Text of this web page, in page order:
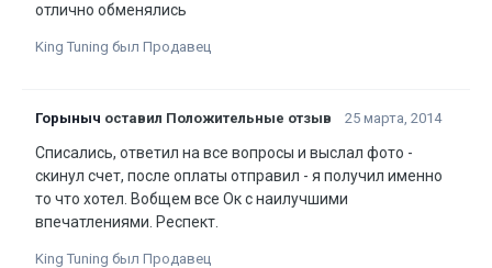
отлично обменялись
King Tuning был Продавец
Горыныч оставил Положительные отзыв 25 марта, 2014
Списались, ответил на все вопросы и выслал фото -
скинул счет, после оплаты отправил - я получил именно
то что хотел. Вобщем все Ок с наилучшими
впечатлениями. Респект.
King Tuning был Продавец